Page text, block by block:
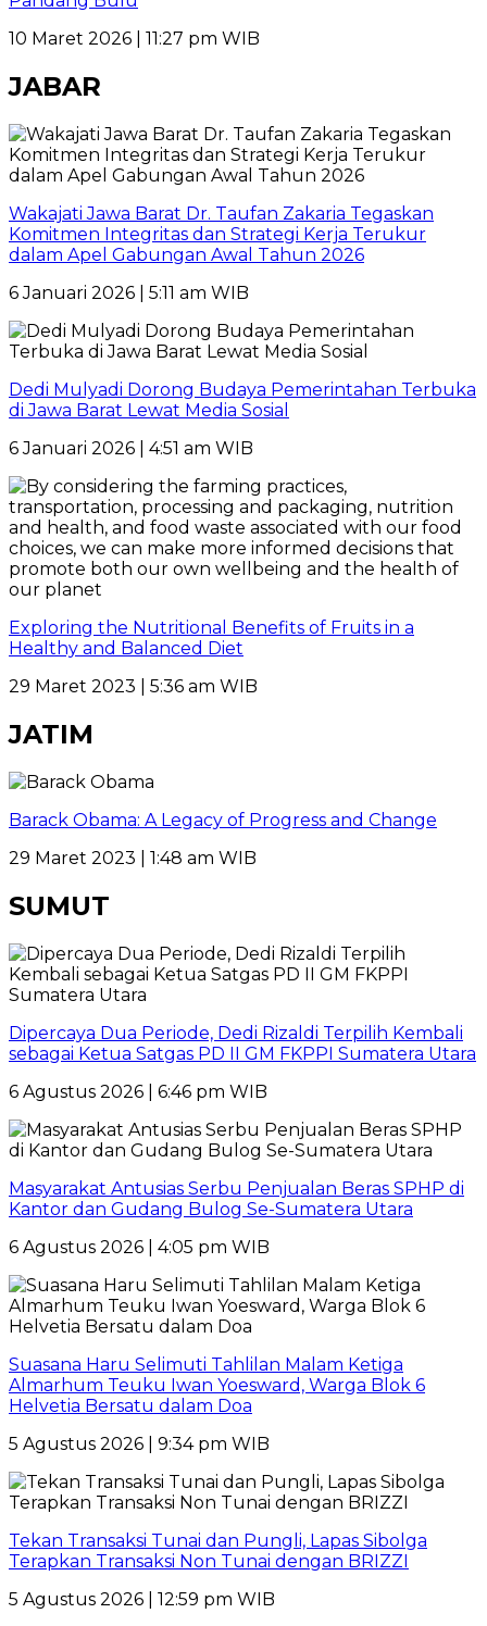
10 Maret 2026 | 11:27 pm WIB
JABAR
Wakajati Jawa Barat Dr. Taufan Zakaria Tegaskan
Komitmen Integritas dan Strategi Kerja Terukur
dalam Apel Gabungan Awal Tahun 2026
6 Januari 2026 | 5:11 am WIB
Dedi Mulyadi Dorong Budaya Pemerintahan Terbuka
di Jawa Barat Lewat Media Sosial
6 Januari 2026 | 4:51 am WIB
Exploring the Nutritional Benefits of Fruits in a
Healthy and Balanced Diet
29 Maret 2023 | 5:36 am WIB
JATIM
Barack Obama: A Legacy of Progress and Change
29 Maret 2023 | 1:48 am WIB
SUMUT
Dipercaya Dua Periode, Dedi Rizaldi Terpilih Kembali
sebagai Ketua Satgas PD II GM FKPPI Sumatera Utara
6 Agustus 2026 | 6:46 pm WIB
Masyarakat Antusias Serbu Penjualan Beras SPHP di
Kantor dan Gudang Bulog Se-Sumatera Utara
6 Agustus 2026 | 4:05 pm WIB
Suasana Haru Selimuti Tahlilan Malam Ketiga
Almarhum Teuku Iwan Yoesward, Warga Blok 6
Helvetia Bersatu dalam Doa
5 Agustus 2026 | 9:34 pm WIB
Tekan Transaksi Tunai dan Pungli, Lapas Sibolga
Terapkan Transaksi Non Tunai dengan BRIZZI
5 Agustus 2026 | 12:59 pm WIB